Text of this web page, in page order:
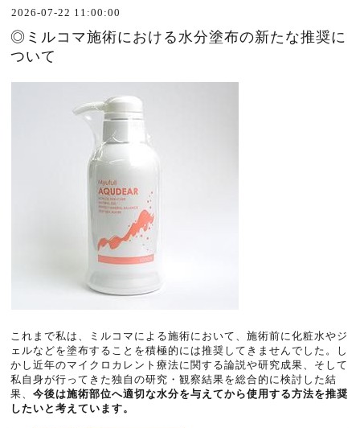
2026-07-22 11:00:00
◎ミルコマ施術における水分塗布の新たな推奨に
ついて
これまで私は、ミルコマによる施術において、施術前に化粧水やジ
ェルなどを塗布することを積極的には推奨してきませんでした。し
かし近年のマイクロカレント療法に関する論説や研究成果、そして
私自身が行ってきた独自の研究・観察結果を総合的に検討した結
果、今後は施術部位へ適切な水分を与えてから使用する方法を推奨
したいと考えています。